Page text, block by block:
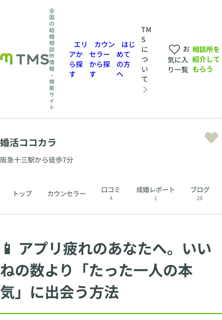
全
国
の
結
婚
相
談
所
情
報
・
検
索
サ
イ
ト
エリ
アか
ら探
す
カウン
セラー
から探
す
はじ
めて
の方
へ
TM
S
に
つ
い
て
お
気に入
り一覧
相談所を
紹介して
もらう
婚活ココカラ
阪急十三駅から徒歩7分
トップ カウンセラー 口コミ
4
成婚レポート
1
ブログ
28
📱 アプリ疲れのあなたへ。いい
ねの数より「たった一人の本
気」に出会う方法